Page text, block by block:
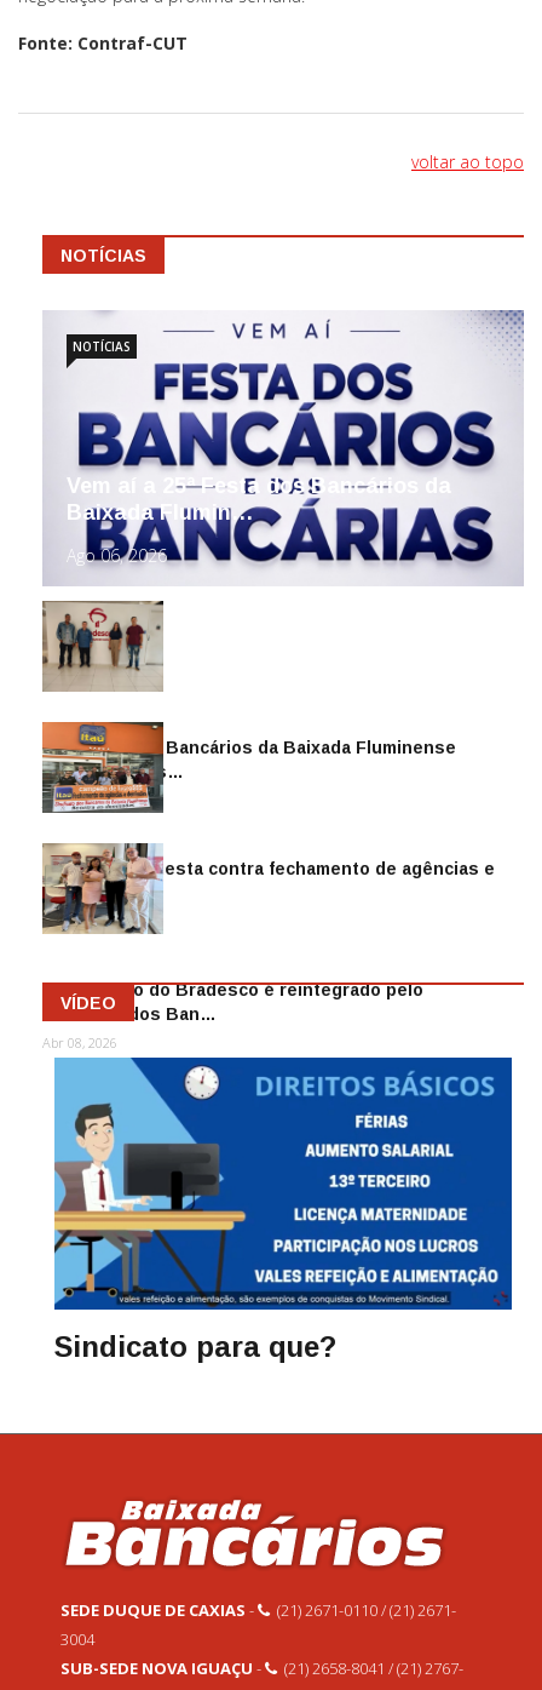
Fonte: Contraf-CUT
voltar ao topo
NOTÍCIAS
Vem aí a 25ª Festa dos Bancários da
Baixada Flumin…
Ago 06, 2026
NOTÍCIAS
Sindicato dos Bancários da Baixada Fluminense
reintegra mais…
Jul 14, 2026
Sindicato protesta contra fechamento de agências e
as demiss…
Mai 13, 2026
Funcionário do Bradesco é reintegrado pelo
Sindicato dos Ban…
Abr 08, 2026
VÍDEO
Sindicato para que?
SEDE DUQUE DE CAXIAS -
(21) 2671-0110 / (21) 2671-
3004
SUB-SEDE NOVA IGUAÇU -
(21) 2658-8041 / (21) 2767-